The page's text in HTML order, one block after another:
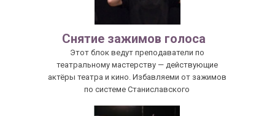
Снятие зажимов голоса
Этот блок ведут преподаватели по
театральному мастерству — действующие
актёры театра и кино. Избавляеми от зажимов
по системе Станиславского